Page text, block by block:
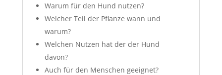
Warum für den Hund nutzen?
Welcher Teil der Pflanze wann und
warum?
Welchen Nutzen hat der der Hund
davon?
Auch für den Menschen geeignet?